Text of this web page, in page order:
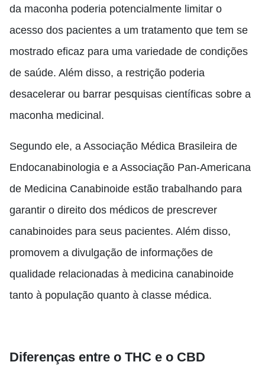
da maconha poderia potencialmente limitar o
acesso dos pacientes a um tratamento que tem se
mostrado eficaz para uma variedade de condições
de saúde. Além disso, a restrição poderia
desacelerar ou barrar pesquisas científicas sobre a
maconha medicinal.
Segundo ele, a Associação Médica Brasileira de
Endocanabinologia e a Associação Pan-Americana
de Medicina Canabinoide estão trabalhando para
garantir o direito dos médicos de prescrever
canabinoides para seus pacientes. Além disso,
promovem a divulgação de informações de
qualidade relacionadas à medicina canabinoide
tanto à população quanto à classe médica.
Diferenças entre o THC e o CBD